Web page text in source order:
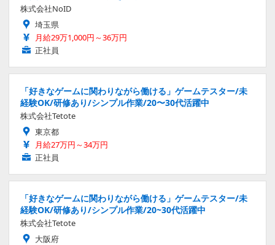
株式会社NoID
埼玉県
月給29万1,000円～36万円
正社員
「好きなゲームに関わりながら働ける」ゲームテスター/未
経験OK/研修あり/シンプル作業/20〜30代活躍中
株式会社Tetote
東京都
月給27万円～34万円
正社員
「好きなゲームに関わりながら働ける」ゲームテスター/未
経験OK/研修あり/シンプル作業/20~30代活躍中
株式会社Tetote
大阪府